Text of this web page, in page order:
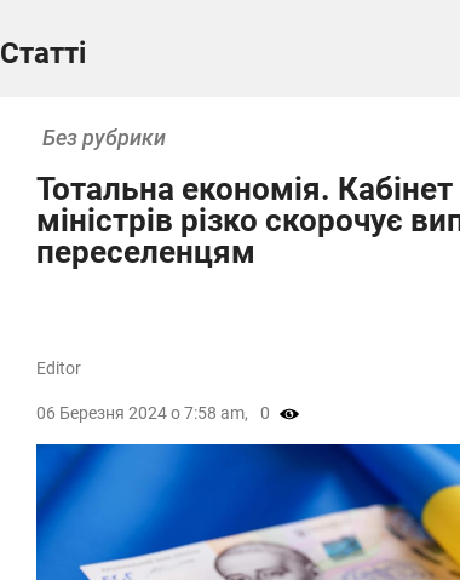
Статті
Без рубрики
Тотальна економія. Кабінет
міністрів різко скорочує
переселенцям
Editor
06 Березня 2024 о 7:58 am, 0